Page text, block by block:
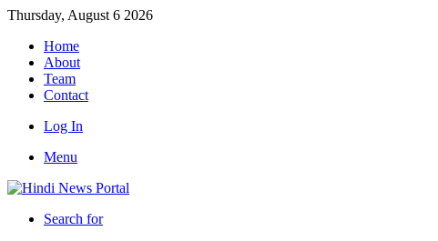
Thursday, August 6 2026
Home
About
Team
Contact
Log In
Menu
Search for